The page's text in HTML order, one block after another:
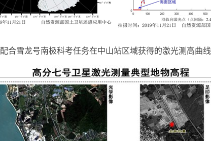
配合雪龙号南极科考任务在中山站区域获得的激光测高曲线